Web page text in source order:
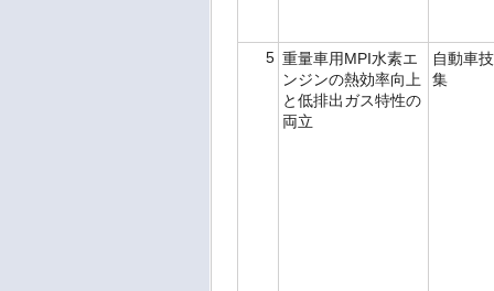
5 重量車用MPI水素エ
ンジンの熱効率向上
と低排出ガス特性の
両立
自動車
集